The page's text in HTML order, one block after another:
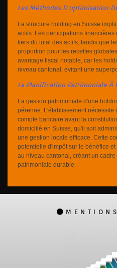
Les Méthodes D'optimisation
La structure holding en Suisse
actifs. Les participations
tiers du total des actifs, tandis que
proportion pour les recettes
avantage fiscal notable, car les
niveau cantonal, évitant une
La Planification Patrimoniale À
La gestion patrimoniale d'une
pérenne. L'établissement nécessite
compte bancaire avant la
domicilié en Suisse, qu'il soit
une gestion locale efficace. Cette
potentielle d'impôt sur le bénéfice
au niveau cantonal, créant un
patrimoniale durable.